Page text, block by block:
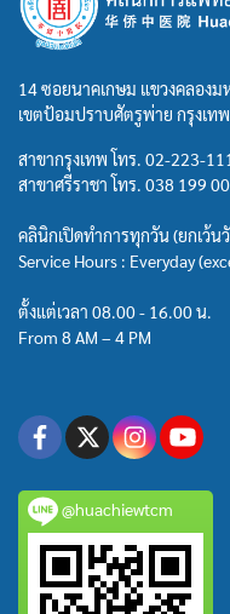
14 ซอยนาคเกษม แขวงคลองม
เขตป้อมปราบศัตรูพ่าย กรุงเท
สาขากรุงเทพ โทร. 02-223-
สาขาศรีราชา โทร. 038 199
คลินิกเปิดทำการทุกวัน (ยกเว้
Service Hours : Everyday
ตั้งแต่เวลา 08.00 - 16.00 น.
From 8 AM – 4 PM
@huachiewtcm